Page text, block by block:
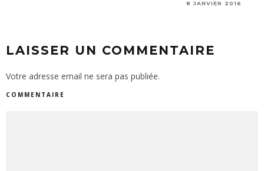
LAISSER UN COMMENTAIRE
Votre adresse email ne sera pas publiée.
COMMENTAIRE